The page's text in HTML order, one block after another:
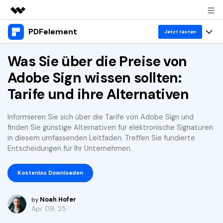
Top-Produkte
Dienstprogramme
Business
Überblick
Lösungen
Über uns
Shop
PDFelement Jetzt testen
Produkte
Desktop
PDFelement für Windows
PDFelement für Mac
Mobile App
PDFelement für Android
Cloud
Lösungen
PDF lesen
PDF kommentieren
PDF erstellen
PDF kombinieren
PDF drucken
Heiße Themen
Top PDF-Software
OCR PDF Tipps
Business
Jetzt kaufen
Was Sie über die Preise von
Adobe Sign wissen sollten:
Tarife und ihre Alternativen
Informieren Sie sich über die Tarife von Adobe Sign und
finden Sie günstige Alternativen für elektronische Signaturen
in diesem umfassenden Leitfaden. Treffen Sie fundierte
Entscheidungen für Ihr Unternehmen.
Kostenlos Downloaden
by Noah Hofer
Apr 09, 25 ·